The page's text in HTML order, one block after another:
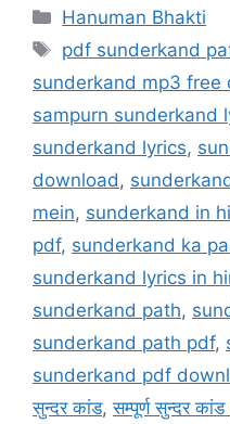
Categories
Hanuman Bhakti
Tags
pdf sunderkand
sunderkand mp3 free
sampurn sunderkand
sunderkand lyrics,
download ,
mein, sunderkand in
pdf, sunderkand ka
sunderkand lyrics in
sunderkand path,
sunderkand path pdf,
sunderkand pdf
सुन्दर कांड,सम्पूर्ण सुन्दर